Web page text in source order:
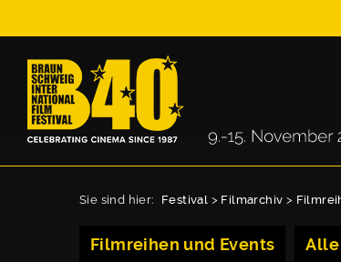
Sie sind hier: Festival > Filmarchiv >
Filmreihen und Events Alle